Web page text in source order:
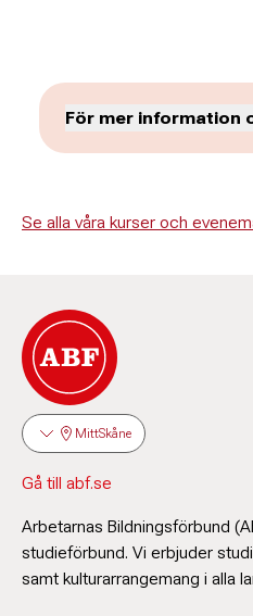
För mer information
Verksamhetsutvecklare
Se alla våra kurser och
MittSkåne
Gå till abf.se
Arbetarnas Bildningsförbund
studieförbund. Vi erbjuder
samt kulturarrangemang i alla